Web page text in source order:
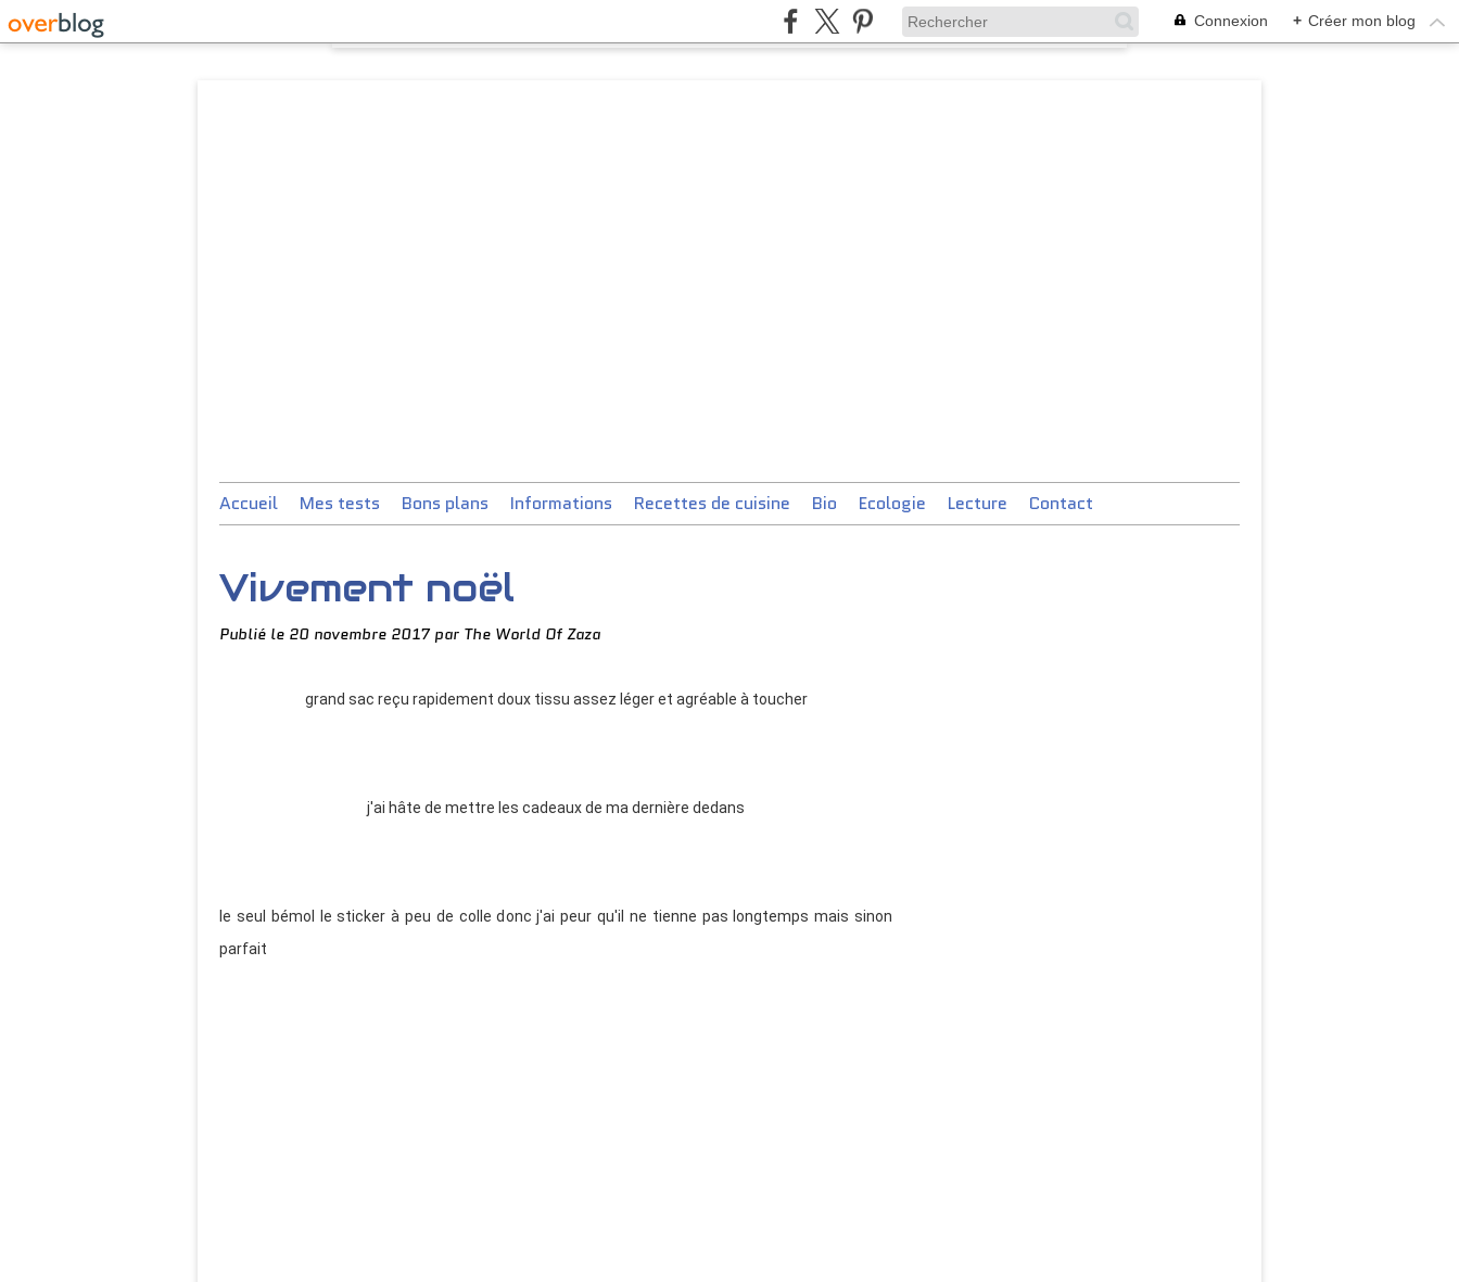
Connexion + Créer mon blog
Accueil Mes tests Bons plans Informations Recettes de cuisine Bio Ecologie Lecture Contact
Vivement noël
Publié le 20 novembre 2017 par The World Of Zaza
grand sac reçu rapidement doux tissu assez léger et agréable à toucher
j'ai hâte de mettre les cadeaux de ma dernière dedans
le seul bémol le sticker à peu de colle donc j'ai peur qu'il ne tienne pas longtemps mais sinon
parfait